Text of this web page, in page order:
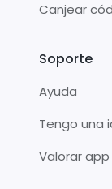
Canjear
Soporte
Ayuda
Tengo una
Valorar app